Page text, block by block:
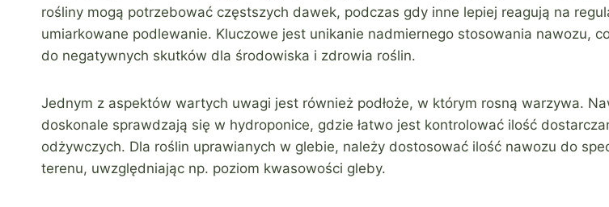
rośliny mogą potrzebować częstszych dawek, podczas gdy inne lepiej reagują na
umiarkowane podlewanie. Kluczowe jest unikanie nadmiernego stosowania nawozu,
do negatywnych skutków dla środowiska i zdrowia roślin.
Jednym z aspektów wartych uwagi jest również podłoże, w którym rosną warzywa.
doskonale sprawdzają się w hydroponice, gdzie łatwo jest kontrolować ilość
odżywczych. Dla roślin uprawianych w glebie, należy dostosować ilość nawozu do
terenu, uwzględniając np. poziom kwasowości gleby.